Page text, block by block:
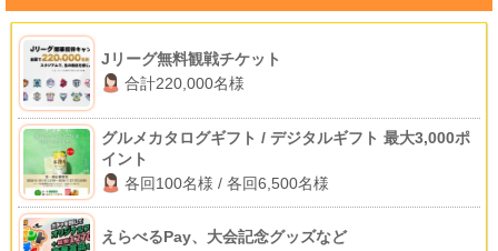
Jリーグ無料観戦チケット
合計220,000名様
グルメカタログギフト / デジタルギフト 最大3,000ポ
イント
各回100名様 / 各回6,500名様
えらべるPay、大会記念グッズなど